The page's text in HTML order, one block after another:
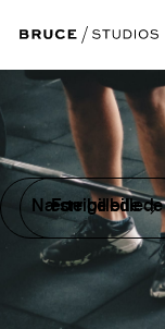
Forrige billede
Næste billede